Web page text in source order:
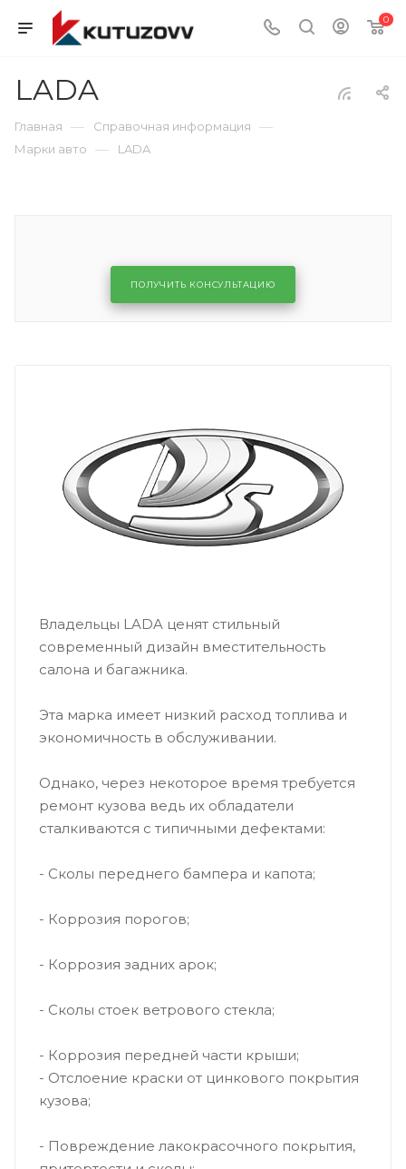
0
LADA
Главная — Справочная информация —
Марки авто — LADA
ПОЛУЧИТЬ КОНСУЛЬТАЦИЮ
Владельцы LADA ценят стильный
современный дизайн вместительность
салона и багажника.
Эта марка имеет низкий расход топлива и
экономичность в обслуживании.
Однако, через некоторое время требуется
ремонт кузова ведь их обладатели
сталкиваются с типичными дефектами:
- Сколы переднего бампера и капота;
- Коррозия порогов;
- Коррозия задних арок;
- Сколы стоек ветрового стекла;
- Коррозия передней части крыши;
- Отслоение краски от цинкового покрытия
кузова;
- Повреждение лакокрасочного покрытия,